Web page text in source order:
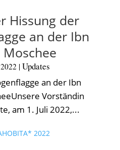
Hissung der
an der Ibn
Moschee
| Updates
an der Ibn
Vorständin
am 1. Juli 2022,...